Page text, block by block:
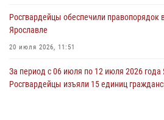
Росгвардейцы обеспечили правопорядок
Ярославле
20 июля 2026, 11:51
За период с 06 июля по 12 июля 2026 года
Росгвардейцы изъяли 15 единиц